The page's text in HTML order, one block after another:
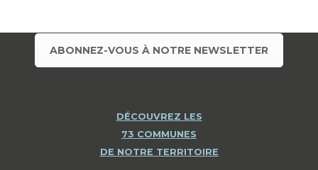
ABONNEZ-VOUS À NOTRE NEWSLETTER
DÉCOUVREZ LES
73 COMMUNES
DE NOTRE TERRITOIRE